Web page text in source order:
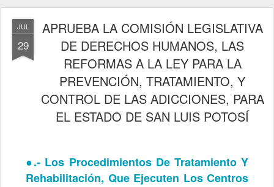
JUL
29
APRUEBA LA COMISIÓN LEGISLATIVA
DE DERECHOS HUMANOS, LAS
REFORMAS A LA LEY PARA LA
PREVENCIÓN, TRATAMIENTO, Y
CONTROL DE LAS ADICCIONES, PARA
EL ESTADO DE SAN LUIS POTOSÍ
●.- Los Procedimientos De Tratamiento Y
Rehabilitación, Que Ejecuten Los Centros